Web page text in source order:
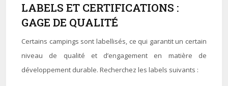
LABELS ET CERTIFICATIONS :
GAGE DE QUALITÉ
Certains campings sont labellisés, ce qui garantit un certain
niveau de qualité et d’engagement en matière de
développement durable. Recherchez les labels suivants :